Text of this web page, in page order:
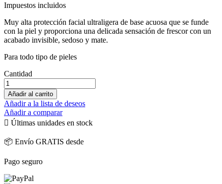
Impuestos incluidos
Muy alta protección facial ultraligera de base acuosa que se funde
con la piel y proporciona una delicada sensación de frescor con un
acabado invisible, sedoso y mate.
Para todo tipo de pieles
Cantidad
Añadir al carrito
Añadir a la lista de deseos
Añadir a comparar
 Últimas unidades en stock
📦 Envío GRATIS desde
Pago seguro